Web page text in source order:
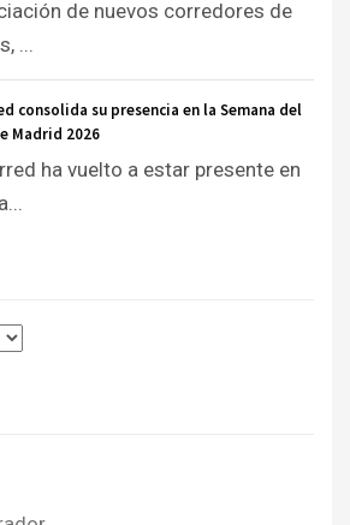
de nuevos corredores de
...
consolida su presencia en la Semana del
Madrid 2026
ha vuelto a estar presente en